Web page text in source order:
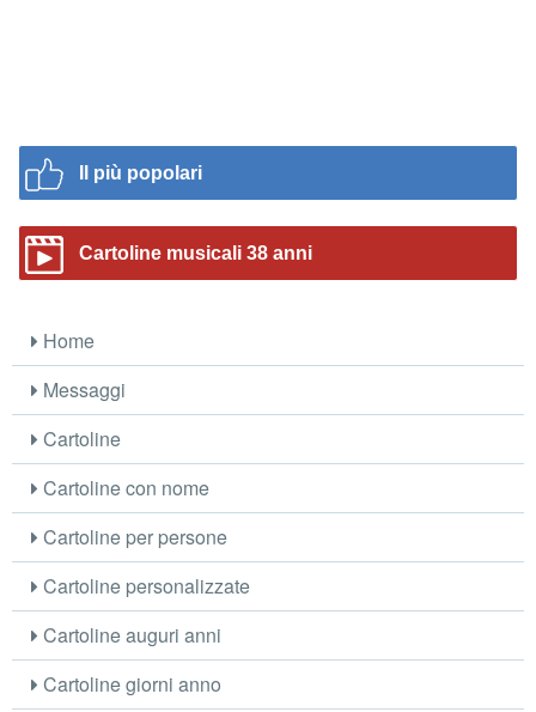
Il più popolari
Cartoline musicali 38 anni
Home
Messaggi
Cartoline
Cartoline con nome
Cartoline per persone
Cartoline personalizzate
Cartoline auguri anni
Cartoline giorni anno